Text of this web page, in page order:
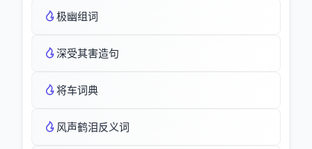
极幽组词
深受其害造句
将车词典
风声鹤泪反义词